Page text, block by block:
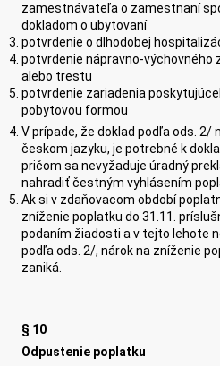
zamestnávateľa o zamestnaní
dokladom o ubytovaní
potvrdenie o dlhodobej
potvrdenie nápravno-výchovného
alebo trestu
potvrdenie zariadenia
pobytovou formou
V prípade, že doklad podľa ods. 2/
českom jazyku, je potrebné k
pričom sa nevyžaduje úradný
nahradiť čestným vyhlásením
Ak si v zdaňovacom období
zníženie poplatku do 31.11.
podaním žiadosti a v tejto lehote
podľa ods. 2/, nárok na zníženie
zaniká.
§ 10
Odpustenie poplatku